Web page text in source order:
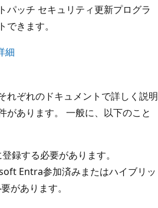
パッチ セキュリティ更新プログラ
きます。
細
れぞれのドキュメントで詳しく説明
があります。 一般に、以下のこと
録する必要があります。
Entra参加済みまたはハイブリッ
があります。